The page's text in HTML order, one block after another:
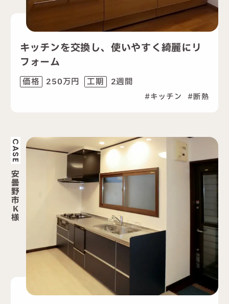
キッチンを交換し、使いやすく綺麗にリ
フォーム
価格 250万円 工期 2週間
キッチン 断熱
CASE
安
曇
野
市
K
様